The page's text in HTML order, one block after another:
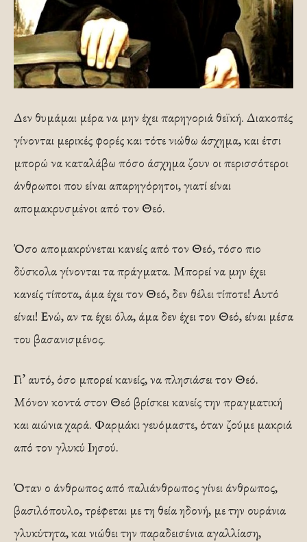
Δεν θυμάμαι μέρα να μην έχει παρηγοριά θεϊκή. Διακοπές
γίνονται μερικές φορές και τότε νιώθω άσχημα, και έτσι
μπορώ να καταλάβω πόσο άσχημα ζουν οι περισσότεροι
άνθρωποι που είναι απαρηγόρητοι, γιατί είναι
απομακρυσμένοι από τον Θεό.
Όσο απομακρύνεται κανείς από τον Θεό, τόσο πιο
δύσκολα γίνονται τα πράγματα. Μπορεί να μην έχει
κανείς τίποτα, άμα έχει τον Θεό, δεν θέλει τίποτε! Αυτό
είναι! Ενώ, αν τα έχει όλα, άμα δεν έχει τον Θεό, είναι μέσα
του βασανισμένος.
Γι’ αυτό, όσο μπορεί κανείς, να πλησιάσει τον Θεό.
Μόνον κοντά στον Θεό βρίσκει κανείς την πραγματική
και αιώνια χαρά. Φαρμάκι γευόμαστε, όταν ζούμε μακριά
από τον γλυκύ Ιησού.
Όταν ο άνθρωπος από παλιάνθρωπος γίνει άνθρωπος,
βασιλόπουλο, τρέφεται με τη θεία ηδονή, με την ουράνια
γλυκύτητα, και νιώθει την παραδεισένια αγαλλίαση,